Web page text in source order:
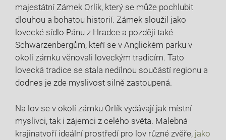
majestátní Zámek Orlík, který se může pochlubit
dlouhou a bohatou historií. Zámek sloužil jako
lovecké sídlo Pánu z Hradce a později také
Schwarzenbergům, kteří se v Anglickém parku v
okolí zámku věnovali loveckým tradicím. Tato
lovecká tradice se stala nedílnou součástí regionu a
dodnes je zde myslivost silně zastoupená.
Na lov se v okolí zámku Orlík vydávají jak místní
myslivci, tak i zájemci z celého světa. Malebná
krajinatvoří ideální prostředí pro lov různé zvěře, jako